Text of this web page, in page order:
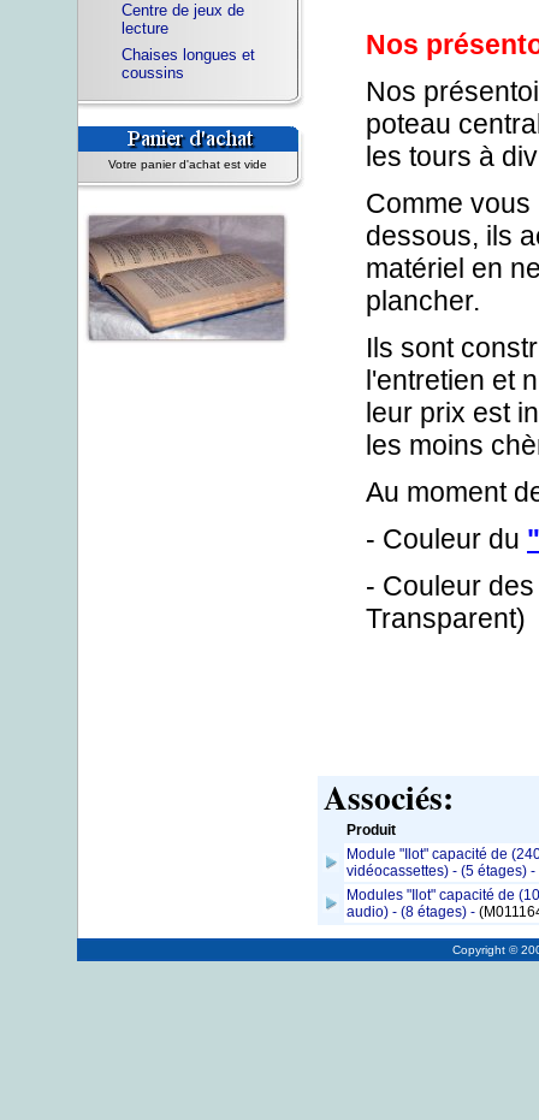
Centre de jeux de
lecture
Chaises longues et
coussins
Votre panier d'achat est vide
Nos
Nos
poteau
les tours à
Comme
dessous, ils
matériel en
plancher.
Ils sont
l'entretien et
leur prix est
les moins
Au moment
- Couleur du
- Couleur
Transparent)
Associés:
Produit
Module "Ilot" capacité de
vidéocassettes) - (5 étages) -
Modules "Ilot" capacité de
audio) - (8 étages) -
Copyright ©